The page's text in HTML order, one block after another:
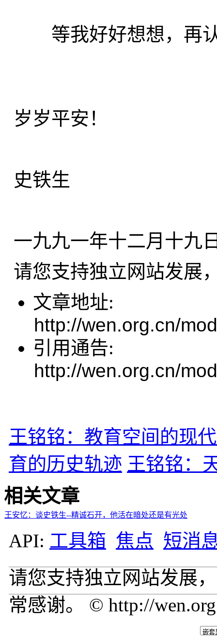
等我好好想想，再
岁岁平安！
史铁生
一九九一年十二月十九
请您支持独立网站发展
文章地址:
http://wen.org.cn/
引用通告:
http://wen.org.cn/
王铭铭：教育空间的现
育的历史轨迹 王铭铭：
相关文章
王安忆：谈史铁生--精诚石开，他活在暗处还是有光处
API: 工具箱 焦点 短消
请您支持独立网站发展
常感谢。 © http://